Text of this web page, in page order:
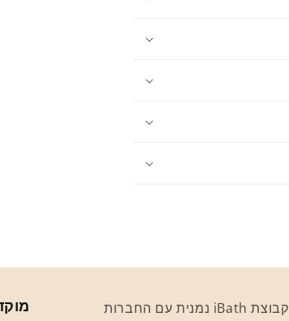
קבוצת iBath נמנית עם החברות